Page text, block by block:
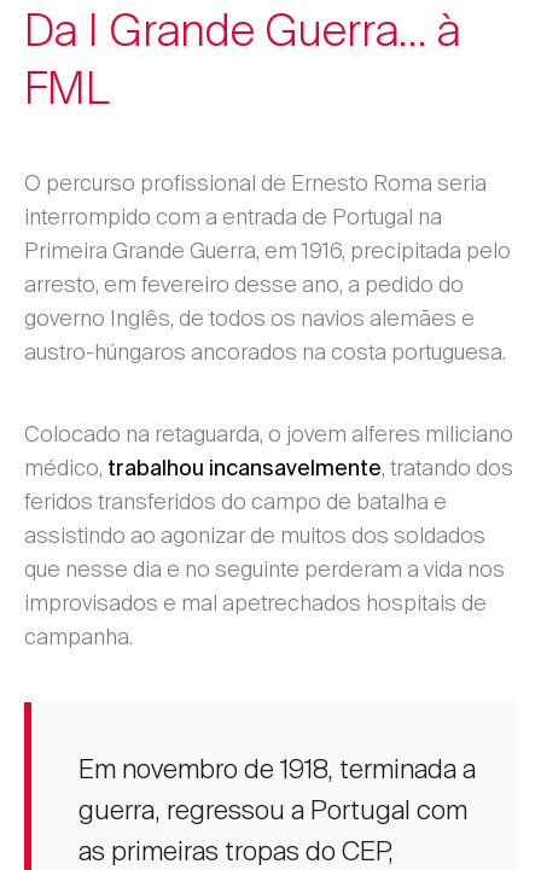
Da I Grande Guerra… à
FML
O percurso profissional de Ernesto Roma seria
interrompido com a entrada de Portugal na
Primeira Grande Guerra, em 1916, precipitada pelo
arresto, em fevereiro desse ano, a pedido do
governo Inglês, de todos os navios alemães e
austro-húngaros ancorados na costa portuguesa.
Colocado na retaguarda, o jovem alferes miliciano
médico, trabalhou incansavelmente, tratando dos
feridos transferidos do campo de batalha e
assistindo ao agonizar de muitos dos soldados
que nesse dia e no seguinte perderam a vida nos
improvisados e mal apetrechados hospitais de
campanha.
Em novembro de 1918, terminada a
guerra, regressou a Portugal com
as primeiras tropas do CEP,